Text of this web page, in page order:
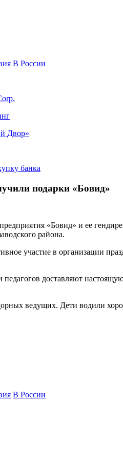
В России
Двор»
банка
подарки «Бовид»
«Бовид» и ее
района.
участие в организации
доставляют
ведущих. Дети водили
В России